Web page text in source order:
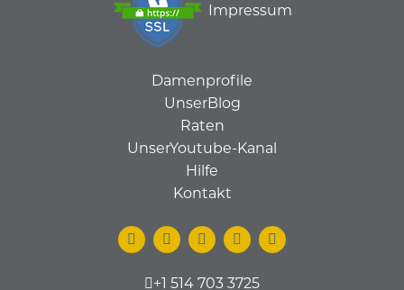
Impressum
Damenprofile
UnserBlog
Raten
UnserYoutube-Kanal
Hilfe
Kontakt
+1 514 703 3725